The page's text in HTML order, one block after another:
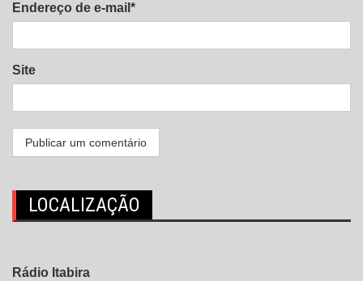
Endereço de e-mail*
Site
LOCALIZAÇÃO
Rádio Itabira